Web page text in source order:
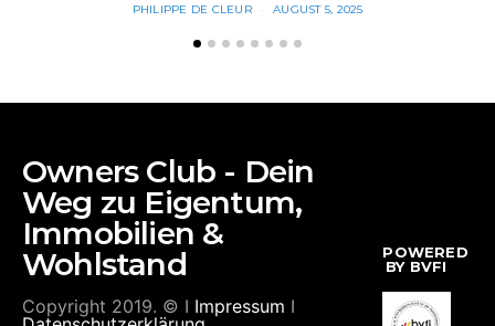
PHILIPPE DE CLEUR AUGUST 5, 2025
Owners Club - Dein
Weg zu Eigentum,
Immobilien &
Wohlstand
Copyright 2019. © I Impressum I
POWERED
BY BVFI